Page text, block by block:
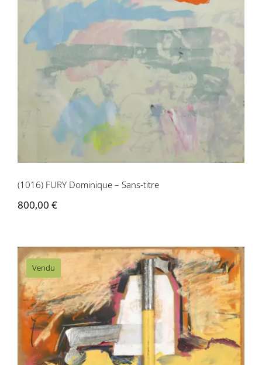
(1016) FURY Dominique – Sans-titre
(1016) FURY Dominique – Sans-titre
800,00 €
Vendu